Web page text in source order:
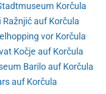
Korčula
auf Korčula
vor Korčula
Kočje auf Korčula
Barilo auf Korčula
auf Korčula